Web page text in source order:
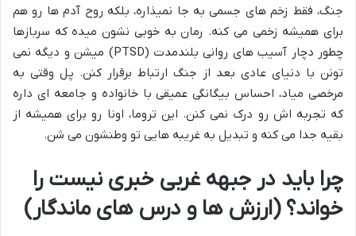
جنگ، فقط زخم های جسمی به جا نمیذاره، بلکه روح آدم ها رو هم
برای همیشه زخمی می کنه. رمان به خوبی نشون میده که سربازها
چطور دچار آسیب های روانی بلندمدت (PTSD) میشن و دیگه نمی
تونن با دنیای عادی بعد از جنگ ارتباط برقرار کنن. پل وقتی به
مرخصی میاد، احساس بیگانگی عمیقی با خانواده و جامعه ای داره
که تجربه اش رو درک نمی کنن. این تروما، اونا رو برای همیشه از
بقیه جدا می کنه و تبدیل به غریبه هایی تو وطنشون می شن.
چرا باید در جبهه غربی خبری نیست را
خواند؟ (ارزش ها و درس های ماندگار)